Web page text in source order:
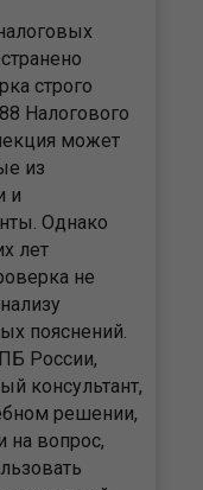
строго
Налогового
может
из
и
Однако
лет
не
пояснений.
России,
консультант,
решении,
на вопрос,